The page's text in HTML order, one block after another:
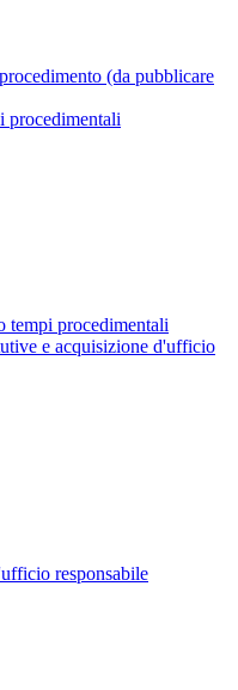
(da pubblicare
procedimentali
tempi procedimentali
e acquisizione d'ufficio
responsabile